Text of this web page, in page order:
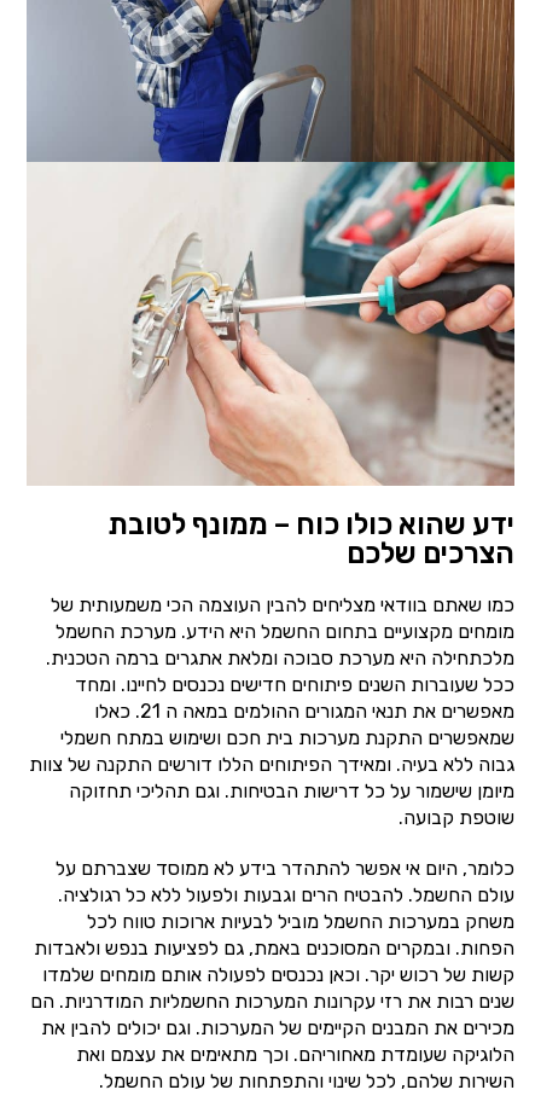
ידע שהוא כולו כוח – ממונף לטובת
הצרכים שלכם
כמו שאתם בוודאי מצליחים להבין העוצמה הכי משמעותית של
מומחים מקצועיים בתחום החשמל היא הידע. מערכת החשמל
מלכתחילה היא מערכת סבוכה ומלאת אתגרים ברמה הטכנית.
ככל שעוברות השנים פיתוחים חדישים נכנסים לחיינו. ומחד
מאפשרים את תנאי המגורים ההולמים במאה ה 21. כאלו
שמאפשרים התקנת מערכות בית חכם ושימוש במתח חשמלי
גבוה ללא בעיה. ומאידך הפיתוחים הללו דורשים התקנה של צוות
מיומן שישמור על כל דרישות הבטיחות. וגם תהליכי תחזוקה
שוטפת קבועה.
כלומר, היום אי אפשר להתהדר בידע לא ממוסד שצברתם על
עולם החשמל. להבטיח הרים וגבעות ולפעול ללא כל רגולציה.
משחק במערכות החשמל מוביל לבעיות ארוכות טווח לכל
הפחות. ובמקרים המסוכנים באמת, גם לפציעות בנפש ולאבדות
קשות של רכוש יקר. וכאן נכנסים לפעולה אותם מומחים שלמדו
שנים רבות את רזי עקרונות המערכות החשמליות המודרניות. הם
מכירים את המבנים הקיימים של המערכות. וגם יכולים להבין את
הלוגיקה שעומדת מאחוריהם. וכך מתאימים את עצמם ואת
השירות שלהם, לכל שינוי והתפתחות של עולם החשמל.